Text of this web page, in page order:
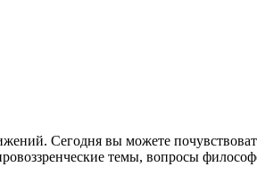
Сегодня вы можете
темы, вопросы